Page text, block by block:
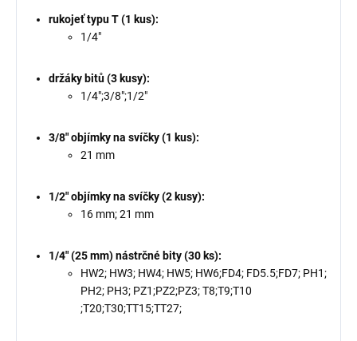
rukojeť typu T (1 kus):
1/4"
držáky bitů (3 kusy):
1/4";3/8";1/2"
3/8" objímky na svíčky (1 kus):
21 mm
1/2" objímky na svíčky (2 kusy):
16 mm; 21 mm
1/4" (25 mm) nástrčné bity (30 ks):
HW2; HW3; HW4; HW5; HW6;FD4; FD5.5;FD7; PH1;
PH2; PH3; PZ1;PZ2;PZ3; T8;T9;T10
;T20;T30;TT15;TT27;